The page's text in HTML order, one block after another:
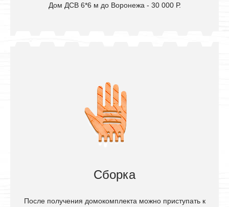
Дом ДСВ 6*6 м до Воронежа - 30 000 Р.
Сборка
После получения домокомплекта можно приступать к